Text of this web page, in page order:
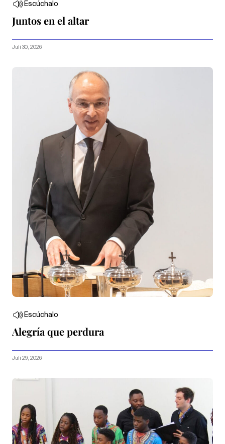
Escúchalo
Juntos en el altar
Juli 30, 2026
Escúchalo
Alegría que perdura
Juli 29, 2026